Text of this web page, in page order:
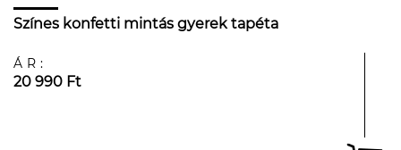
Színes konfetti mintás gyerek tapéta
ÁR:
20 990 Ft